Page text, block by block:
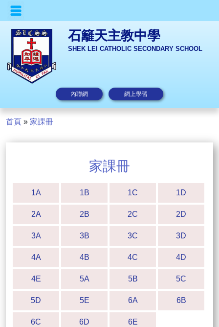
石籬天主教中學
SHEK LEI CATHOLIC SECONDARY SCHOOL
內聯網 網上學習
首頁 » 家課冊
家課冊
1A 1B 1C 1D
2A 2B 2C 2D
3A 3B 3C 3D
4A 4B 4C 4D
4E 5A 5B 5C
5D 5E 6A 6B
6C 6D 6E